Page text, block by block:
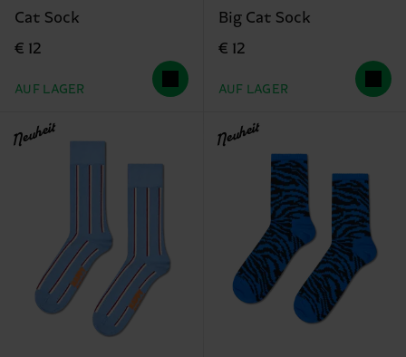
Cat Sock
€ 12
AUF LAGER
Big Cat Sock
€ 12
AUF LAGER
Neuheit Neuheit